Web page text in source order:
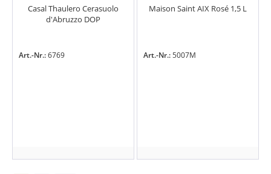
Casal Thaulero Cerasuolo
d'Abruzzo DOP
Art.-Nr.:6769
Maison Saint AIX Rosé 1,5 L
Art.-Nr.:5007M